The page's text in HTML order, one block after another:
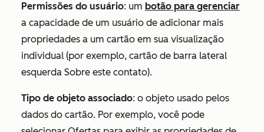
Permissões do usuário: um botão para gerenciar
a capacidade de um usuário de adicionar mais
propriedades a um cartão em sua visualização
individual (por exemplo, cartão de barra lateral
esquerda Sobre este contato).
Tipo de objeto associado: o objeto usado pelos
dados do cartão. Por exemplo, você pode